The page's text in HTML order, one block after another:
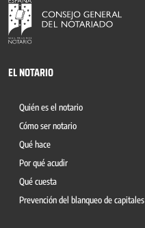
EL NOTARIO
Quién es el notario
Cómo ser notario
Qué hace
Por qué acudir
Qué cuesta
Prevención del blanqueo de capitales